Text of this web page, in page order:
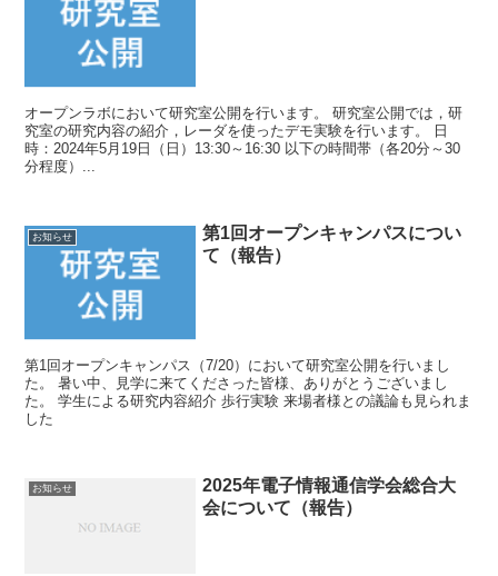
オープンラボにおいて研究室公開を行います。 研究室公開では，研
究室の研究内容の紹介，レーダを使ったデモ実験を行います。 日
時：2024年5月19日（日）13:30～16:30 以下の時間帯（各20分～30
分程度）...
お知らせ
第1回オープンキャンパスについ
て（報告）
第1回オープンキャンパス（7/20）において研究室公開を行いまし
た。 暑い中、見学に来てくださった皆様、ありがとうございまし
た。 学生による研究内容紹介 歩行実験 来場者様との議論も見られま
した
お知らせ
2025年電子情報通信学会総合大
会について（報告）